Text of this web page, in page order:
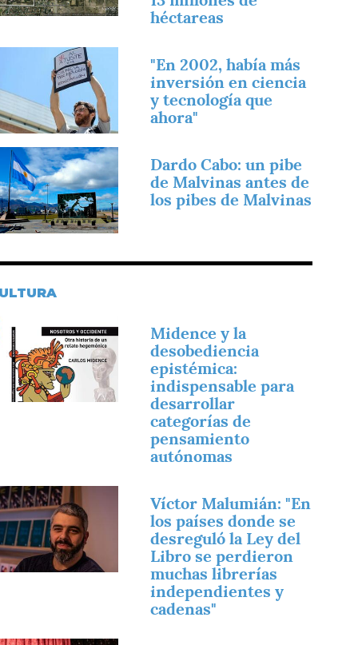
héctareas
"En 2002, había más
inversión en ciencia
y tecnología que
ahora"
Dardo Cabo: un pibe
de Malvinas antes de
los pibes de Malvinas
Midence y la
desobediencia
epistémica:
indispensable para
desarrollar
categorías de
pensamiento
autónomas
Víctor Malumián: "En
los países donde se
desreguló la Ley del
Libro se perdieron
muchas librerías
independientes y
cadenas"